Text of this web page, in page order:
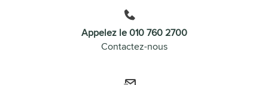
Appelez le 010 760 2700
Contactez-nous